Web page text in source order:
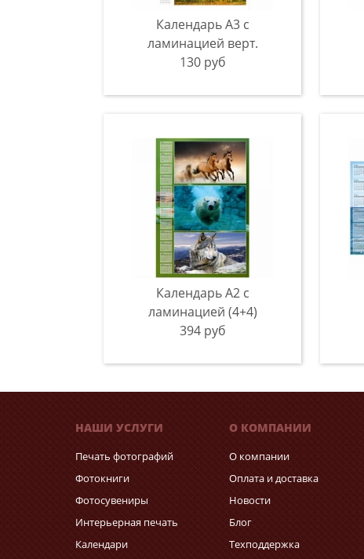
Календарь А3 с
ламинацией верт.
130 руб
Календарь А2 с
ламинацией (4+4)
394 руб
НАШИ УСЛУГИ
Печать фотографий
Фотокниги
Фотосувениры
Интерьерная печать
Календари
О КОМПАНИИ
О компании
Оплата и доставка
Новости
Блог
Техподдержка